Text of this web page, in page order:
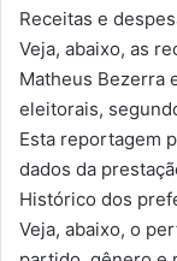
Receitas e
Veja, abaixo, as
Matheus Bezerra
eleitorais,
Esta reportagem
dados da
Histórico dos
Veja, abaixo, o